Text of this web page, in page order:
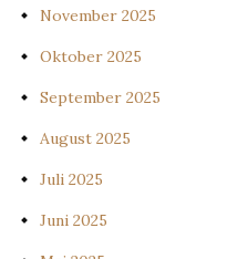
November 2025
Oktober 2025
September 2025
August 2025
Juli 2025
Juni 2025